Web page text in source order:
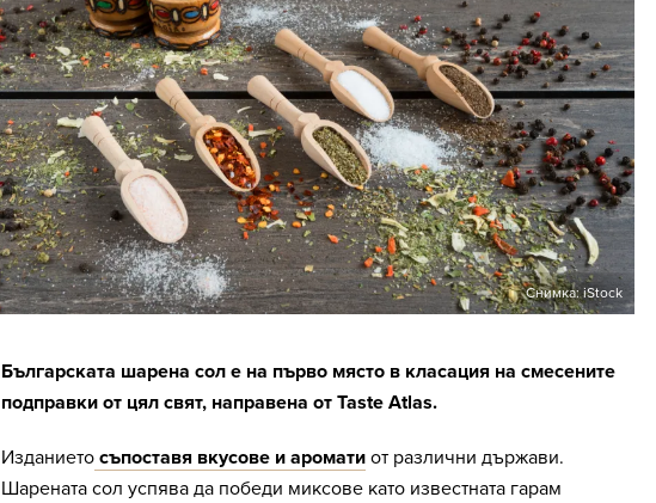
Снимка: iStock
Българската шарена сол е на първо място в класация на смесените
подправки от цял свят, направена от Taste Atlas.
Изданието съпоставя вкусове и аромати от различни държави.
Шарената сол успява да победи миксове като известната гарам